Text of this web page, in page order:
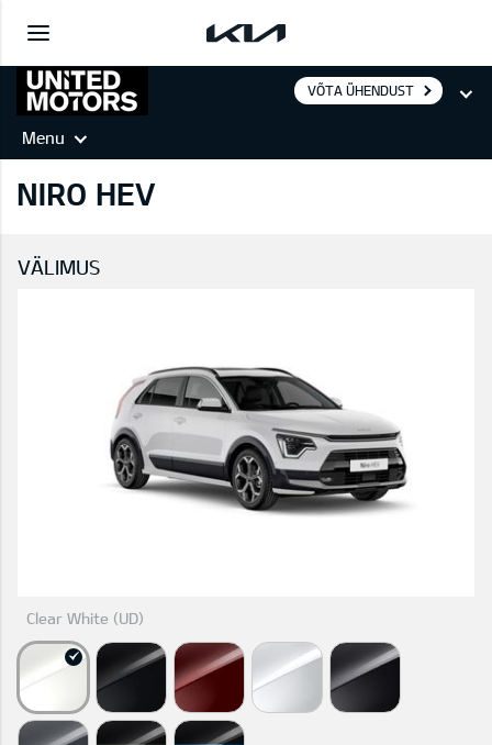
VÕTA ÜHENDUST
Menu
NIRO HEV
VÄLIMUS
Clear White (UD)